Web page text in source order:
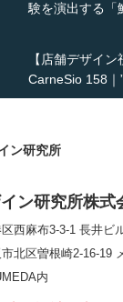
験を演出する「
【店舗デザイン
CarneSio 158｜
【熊の鳥焼き】
とライブ感を両
和モダン串揚げ
ン研究所株式
西麻布3-3-1 長井ビ
市北区曽根崎2-16-19
内